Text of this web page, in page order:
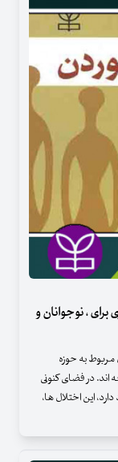
، نوجوانان و
مربوط به حوزه
در فضای کنونی
این اختلال ها،